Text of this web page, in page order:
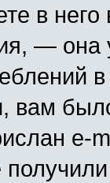
в
—
вам
e-